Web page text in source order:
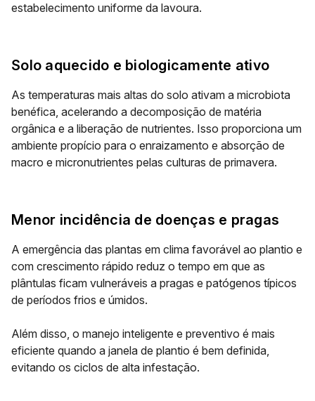
estabelecimento uniforme da lavoura.
Solo aquecido e biologicamente ativo
As temperaturas mais altas do solo ativam a microbiota
benéfica, acelerando a decomposição de matéria
orgânica e a liberação de nutrientes. Isso proporciona um
ambiente propício para o enraizamento e absorção de
macro e micronutrientes pelas culturas de primavera.
Menor incidência de doenças e pragas
A emergência das plantas em clima favorável ao plantio e
com crescimento rápido reduz o tempo em que as
plântulas ficam vulneráveis a pragas e patógenos típicos
de períodos frios e úmidos.
Além disso, o manejo inteligente e preventivo é mais
eficiente quando a janela de plantio é bem definida,
evitando os ciclos de alta infestação.